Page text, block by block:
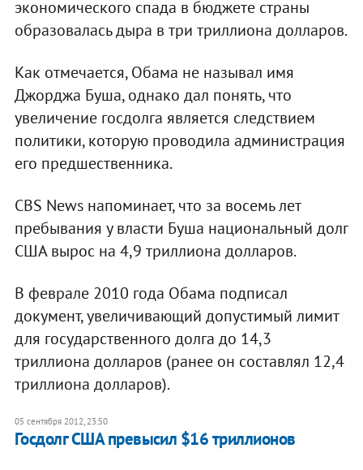
экономического спада в бюджете страны
образовалась дыра в три триллиона долларов.
Как отмечается, Обама не называл имя
Джорджа Буша, однако дал понять, что
увеличение госдолга является следствием
политики, которую проводила администрация
его предшественника.
CBS News напоминает, что за восемь лет
пребывания у власти Буша национальный долг
США вырос на 4,9 триллиона долларов.
В феврале 2010 года Обама подписал
документ, увеличивающий допустимый лимит
для государственного долга до 14,3
триллиона долларов (ранее он составлял 12,4
триллиона долларов).
05 сентября 2012, 23:50
Госдолг США превысил $16 триллионов